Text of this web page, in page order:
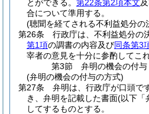
とができる。 第22条第2項本文
合について準用する。
(聴聞を経てされる不利益処分の
第26条
行政庁は、不利益処分の
第1項の調書の内容及び同条第3
宰者の意見を十分に参酌してこ
第3節
弁明の機会の付与
(弁明の機会の付与の方式)
第27条
弁明は、行政庁が口頭で
き、弁明を記載した書面(以下「
してするものとする。